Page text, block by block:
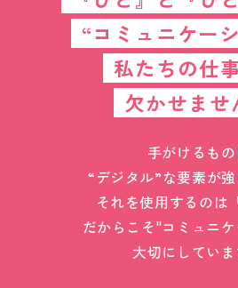
“コミュニケー
私たちの仕
欠かせませ
手がけるも
“デジタル”な要素が強
それを使用するのは
だからこそ"コミュニ
大切にしていま